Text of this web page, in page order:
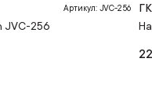
Артикул: JVC-256
JVC-256